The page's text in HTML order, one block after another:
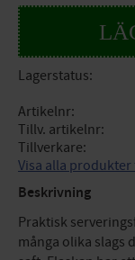
Lagerstatus
Artikelnr
Tillv. artikelnr
Tillverkare
Visa alla produkter
Beskrivning
Praktisk
många olika slags